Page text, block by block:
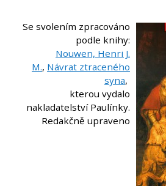
Se svolením zpracováno
podle knihy:
Nouwen, Henri J.
M., Návrat ztraceného
syna,
kterou vydalo
nakladatelství Paulínky.
Redakčně upraveno